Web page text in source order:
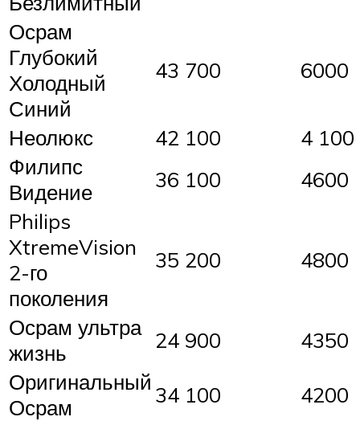
Осрам
Глубокий
Холодный
Синий
43 700 6000
Неолюкс 42 100
4 100
Филипс
Видение
36 100
4600
Philips
XtremeVision
2-го
поколения
35 200 4800
Осрам ультра
жизнь
24 900
4350
Оригинальный
Осрам
34 100 4200